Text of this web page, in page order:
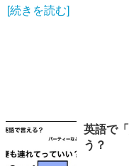
[続きを読む]
英語で
う？